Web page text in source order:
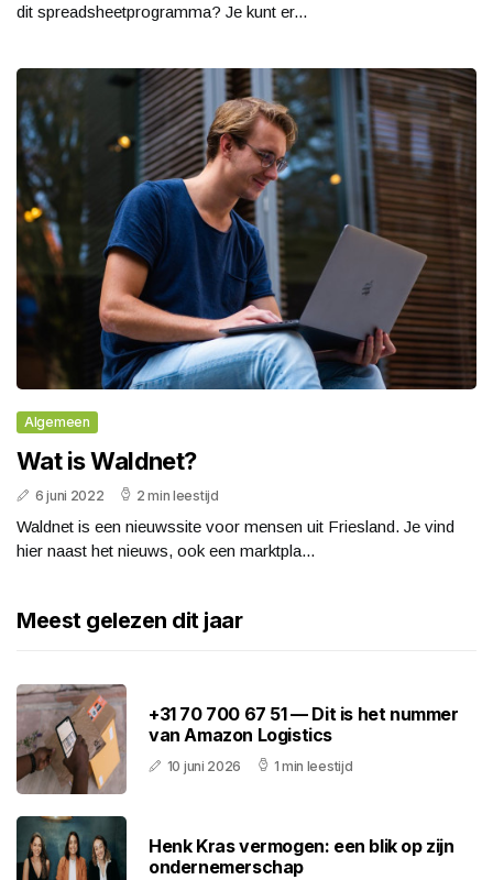
dit spreadsheetprogramma? Je kunt er...
Algemeen
Wat is Waldnet?
6 juni 2022 2 min leestijd
Waldnet is een nieuwssite voor mensen uit Friesland. Je vind
hier naast het nieuws, ook een marktpla...
Meest gelezen dit jaar
+31 70 700 67 51 — Dit is het nummer
van Amazon Logistics
10 juni 2026 1 min leestijd
Henk Kras vermogen: een blik op zijn
ondernemerschap